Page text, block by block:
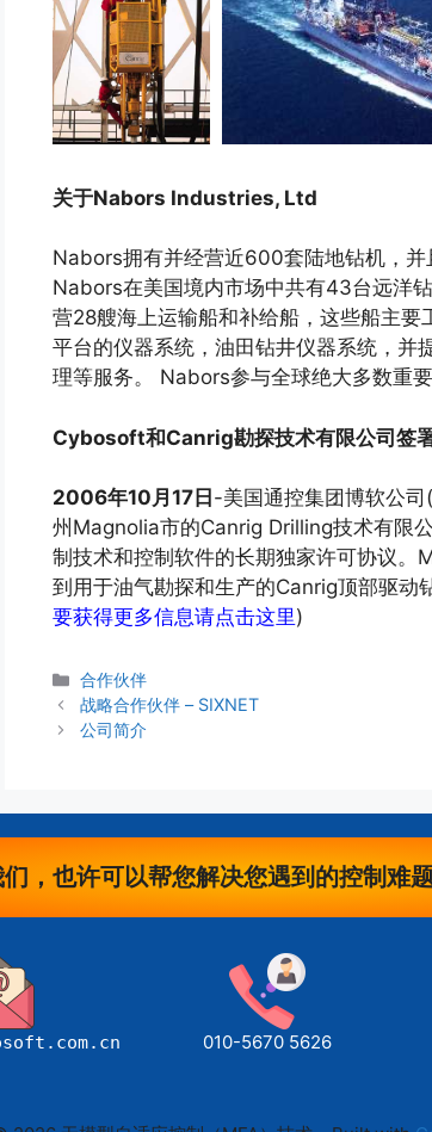
关于Nabors Industries, Ltd
Nabors拥有并经营近600套陆地钻机，并
Nabors在美国境内市场中共有43台远洋
营28艘海上运输船和补给船，这些船主
平台的仪器系统，油田钻井仪器系统，并
理等服务。 Nabors参与全球绝大多数重
Cybosoft和Canrig勘探技术有限公司签
2006年10月17日 -美国通控集团博软公
州Magnolia市的Canrig Drilling技术有限
制技术和控制软件的长期独家许可协议。
到用于油气勘探和生产的Canrig顶部驱动
要获得更多信息请点击这里)
分
类
合作伙伴
战略合作伙伴 – SIXNET
公司简介
，也许可以帮您解决您遇到的控制难
010-5670 5626